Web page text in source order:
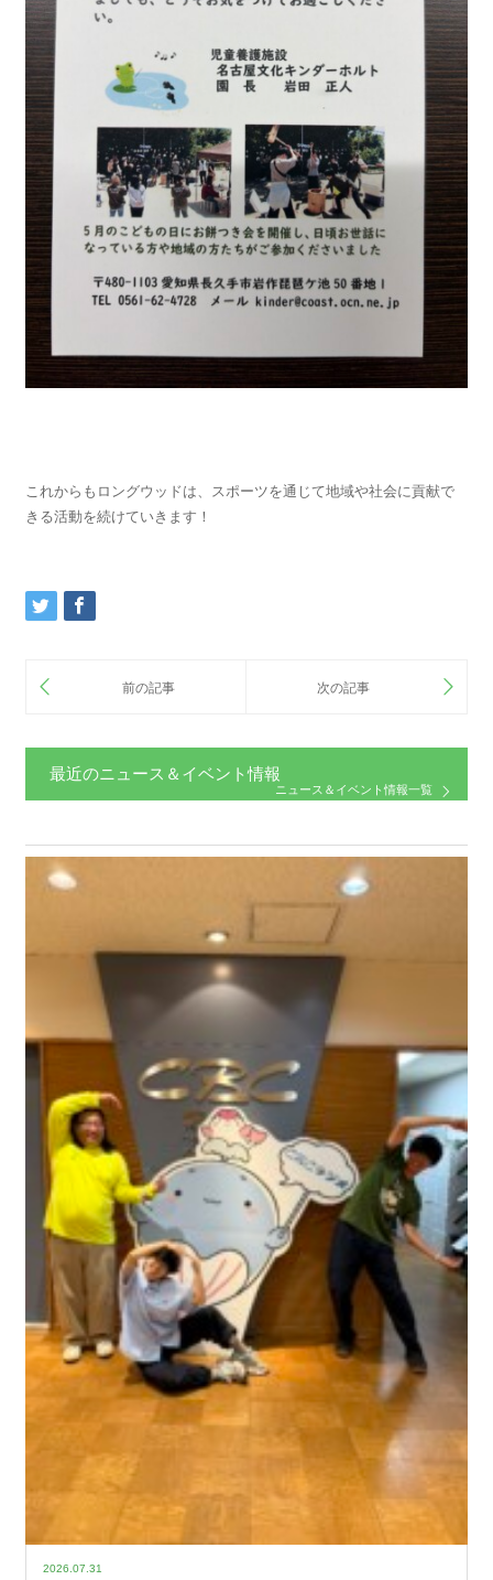
これからもロングウッドは、スポーツを通じて地域や社会に貢献で
きる活動を続けていきます！
最近のニュース＆イベント情報
ニュース＆イベント情報一覧
2026.07.31